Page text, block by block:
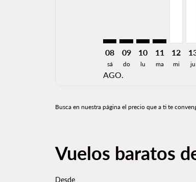
08
sá
AGO.
09
do
10
lu
11
ma
12
mi ju
Busca en nuestra página el precio que a ti te
Vuelos baratos
Desde